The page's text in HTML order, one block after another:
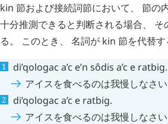
kin 節および接続詞節において、 節の
十分推測できると判断される場合、
る。 このとき、 名詞が kin 節を代替す
di’qologac a’c e’n sôdis a’c e ratbig.
アイスを食べるのは我慢しなさい
di’qologac a’c e ratbig.
アイスを食べるのは我慢しなさい